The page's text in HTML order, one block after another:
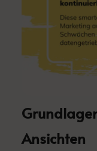
Ansichten